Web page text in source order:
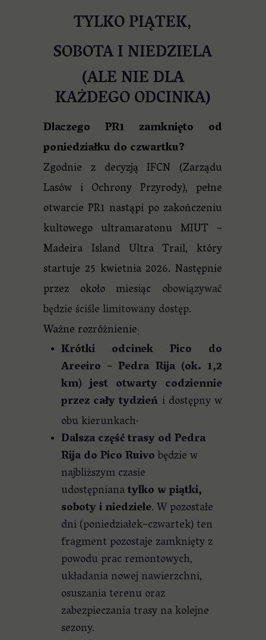
TYLKO PIĄTEK,
SOBOTA I NIEDZIELA
(ALE NIE DLA
KAŻDEGO ODCINKA)
Dlaczego PR1 zamknięto od
poniedziałku do czwartku?
Zgodnie z decyzją IFCN (Zarządu
Lasów i Ochrony Przyrody), pełne
otwarcie PR1 nastąpi po zakończeniu
kultowego ultramaratonu MIUT –
Madeira Island Ultra Trail, który
startuje 25 kwietnia 2026. Następnie
przez około miesiąc obowiązywać
będzie ściśle limitowany dostęp.
Ważne rozróżnienie:
Krótki odcinek Pico do
Areeiro – Pedra Rija (ok. 1,2
km) jest otwarty codziennie
przez cały tydzień i dostępny w
obu kierunkach.
Dalsza część trasy od Pedra
Rija do Pico Ruivobędzie w
najbliższym czasie
udostępnianatylko w piątki,
soboty i niedziele. W pozostałe
dni (poniedziałek–czwartek) ten
fragment pozostaje zamknięty z
powodu prac remontowych,
układania nowej nawierzchni,
osuszania terenu oraz
zabezpieczania trasy na kolejne
sezony.